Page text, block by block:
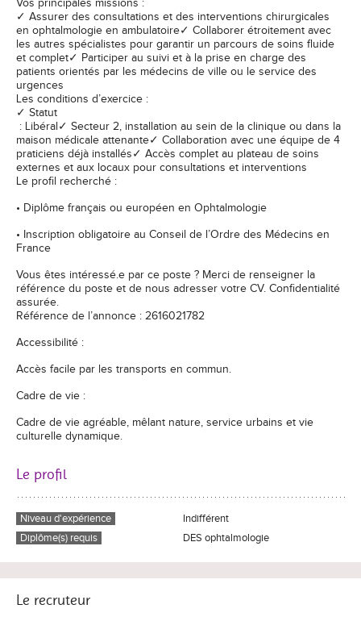
Vos principales missions :
✓ Assurer des consultations et des interventions chirurgicales
en ophtalmologie en ambulatoire✓ Collaborer étroitement avec
les autres spécialistes pour garantir un parcours de soins fluide
et complet✓ Participer au suivi et à la prise en charge des
patients orientés par les médecins de ville ou le service des
urgences
Les conditions d’exercice :
✓ Statut
: Libéral✓ Secteur 2, installation au sein de la clinique ou dans la
maison médicale attenante✓ Collaboration avec une équipe de 4
praticiens déjà installés✓ Accès complet au plateau de soins
externes et aux locaux pour consultations et interventions
Le profil recherché :
• Diplôme français ou européen en Ophtalmologie
• Inscription obligatoire au Conseil de l’Ordre des Médecins en
France
Vous êtes intéressé.e par ce poste ? Merci de renseigner la
référence du poste et de nous adresser votre CV. Confidentialité
assurée.
Référence de l’annonce : 2616021782
Accessibilité :
Accès facile par les transports en commun.
Cadre de vie :
Cadre de vie agréable, mêlant nature, service urbains et vie
culturelle dynamique.
Le profil
Niveau d'expérience
Indifférent
Diplôme(s) requis
DES ophtalmologie
Le recruteur